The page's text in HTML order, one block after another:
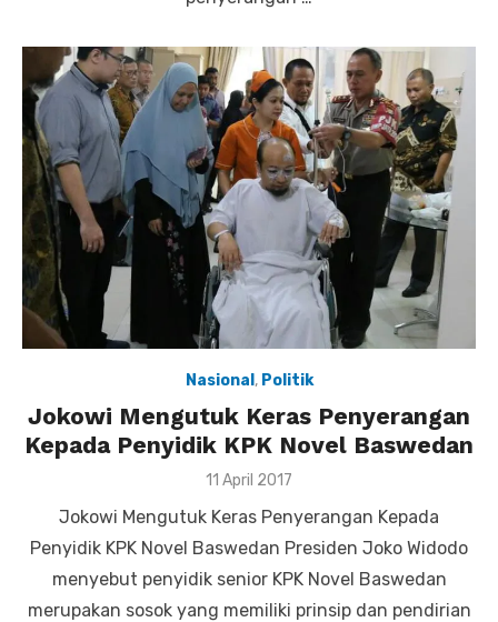
Nasional , Politik
Jokowi Mengutuk Keras Penyerangan
Kepada Penyidik KPK Novel Baswedan
Posted
11 April 2017
Jokowi Mengutuk Keras Penyerangan Kepada
Penyidik KPK Novel Baswedan Presiden Joko Widodo
menyebut penyidik senior KPK Novel Baswedan
merupakan sosok yang memiliki prinsip dan pendirian